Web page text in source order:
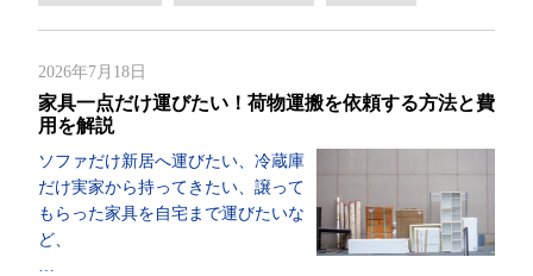
2026年7月18日
家具一点だけ運びたい！荷物運搬を依頼する方法と費
用を解説
ソファだけ新居へ運びたい、冷蔵庫
だけ実家から持ってきたい、譲って
もらった家具を自宅まで運びたいな
ど、